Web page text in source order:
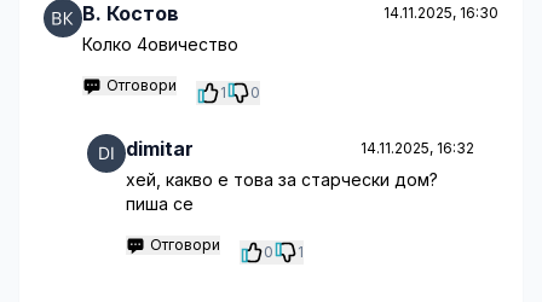
B. Костов 14.11.2025, 16:30
Колко 4овичество
Отговори 1 0
dimitar 14.11.2025, 16:32
хей, какво е това за старчески дом?
пиша се
Отговори 0 1